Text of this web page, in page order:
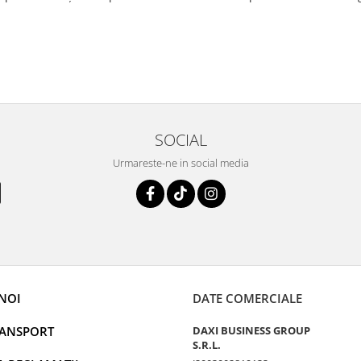
SOCIAL
Urmareste-ne in social media
DATE COMERCIALE
DAXI BUSINESS GROUP
S.R.L.